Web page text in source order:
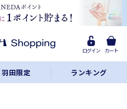
ログイン カート
羽田限定 ランキング
LINE
Facebook
リンクをコピー